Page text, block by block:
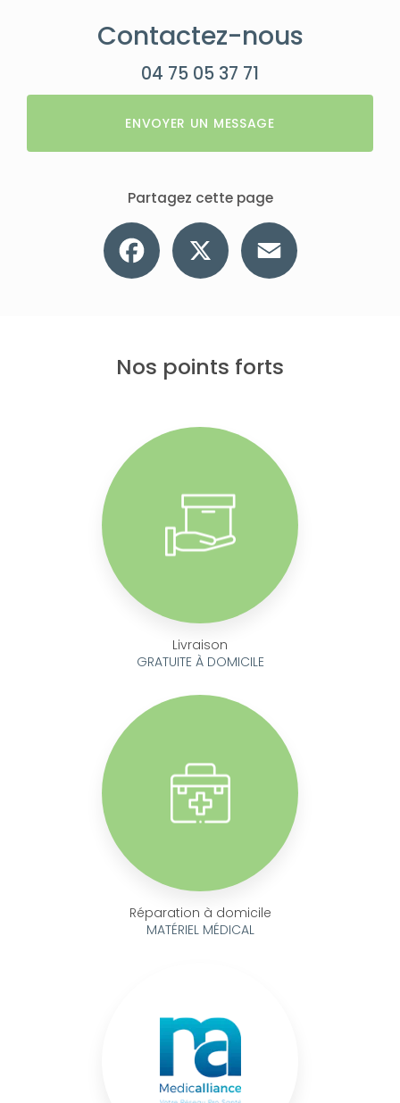
Contactez-nous
04 75 05 37 71
ENVOYER UN MESSAGE
Partagez cette page
Facebook
Nos points forts
Livraison
GRATUITE À DOMICILE
Réparation à domicile
MATÉRIEL MÉDICAL